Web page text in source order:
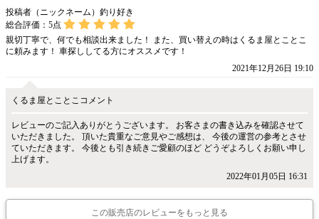
投稿者（ニックネーム）釣り好き
総合評価： 5点
親切丁寧で、何でも相談出来ました！ また、買い替えの時はくるま屋とことこ
に頼みます！ 車探ししてる方にオススメです！
2021年12月26日 19:10
くるま屋とことこコメント
レビューのご記入ありがとうございます。 お客さまの書き込みを確認させて
いただきました。 頂いた貴重なご意見やご感想は、 今後の運営の参考とさせ
ていただきます。 今後とも引き続きご愛顧のほど どうぞよろしくお願い申し
上げます。
2022年01月05日 16:31
この販売店のレビューをもっと見る